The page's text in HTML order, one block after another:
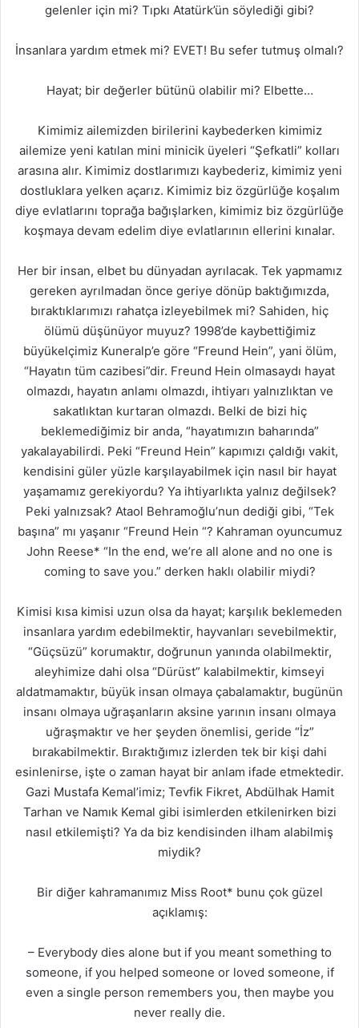
gelenler için mi? Tıpkı Atatürk’ün söylediği gibi?
İnsanlara yardım etmek mi? EVET! Bu sefer tutmuş olmalı?
Hayat; bir değerler bütünü olabilir mi? Elbette…
Kimimiz ailemizden birilerini kaybederken kimimiz
ailemize yeni katılan mini minicik üyeleri “Şefkatli” kolları
arasına alır. Kimimiz dostlarımızı kaybederiz, kimimiz yeni
dostluklara yelken açarız. Kimimiz biz özgürlüğe koşalım
diye evlatlarını toprağa bağışlarken, kimimiz biz özgürlüğe
koşmaya devam edelim diye evlatlarının ellerini kınalar.
Her bir insan, elbet bu dünyadan ayrılacak. Tek yapmamız
gereken ayrılmadan önce geriye dönüp baktığımızda,
bıraktıklarımızı rahatça izleyebilmek mi? Sahiden, hiç
ölümü düşünüyor muyuz? 1998’de kaybettiğimiz
büyükelçimiz Kuneralp’e göre “Freund Hein”, yani ölüm,
“Hayatın tüm cazibesi”dir. Freund Hein olmasaydı hayat
olmazdı, hayatın anlamı olmazdı, ihtiyarı yalnızlıktan ve
sakatlıktan kurtaran olmazdı. Belki de bizi hiç
beklemediğimiz bir anda, “hayatımızın baharında”
yakalayabilirdi. Peki “Freund Hein” kapımızı çaldığı vakit,
kendisini güler yüzle karşılayabilmek için nasıl bir hayat
yaşamamız gerekiyordu? Ya ihtiyarlıkta yalnız değilsek?
Peki yalnızsak? Ataol Behramoğlu’nun dediği gibi, “Tek
başına” mı yaşanır “Freund Hein “? Kahraman oyuncumuz
John Reese* “In the end, we’re all alone and no one is
coming to save you.” derken haklı olabilir miydi?
Kimisi kısa kimisi uzun olsa da hayat; karşılık beklemeden
insanlara yardım edebilmektir, hayvanları sevebilmektir,
“Güçsüzü” korumaktır, doğrunun yanında olabilmektir,
aleyhimize dahi olsa “Dürüst” kalabilmektir, kimseyi
aldatmamaktır, büyük insan olmaya çabalamaktır, bugünün
insanı olmaya uğraşanların aksine yarının insanı olmaya
uğraşmaktır ve her şeyden önemlisi, geride “İz”
bırakabilmektir. Bıraktığımız izlerden tek bir kişi dahi
esinlenirse, işte o zaman hayat bir anlam ifade etmektedir.
Gazi Mustafa Kemal’imiz; Tevfik Fikret, Abdülhak Hamit
Tarhan ve Namık Kemal gibi isimlerden etkilenirken bizi
nasıl etkilemişti? Ya da biz kendisinden ilham alabilmiş
miydik?
Bir diğer kahramanımız Miss Root* bunu çok güzel
açıklamış:
– Everybody dies alone but if you meant something to
someone, if you helped someone or loved someone, if
even a single person remembers you, then maybe you
never really die.